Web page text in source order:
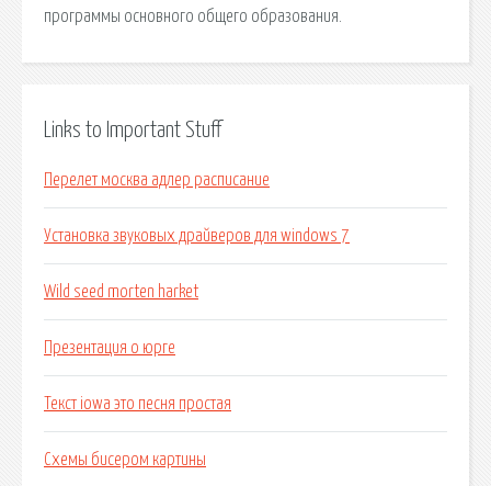
программы основного общего образования.
Links to Important Stuff
Перелет москва адлер расписание
Установка звуковых драйверов для windows 7
Wild seed morten harket
Презентация о юрге
Текст iowa это песня простая
Схемы бисером картины